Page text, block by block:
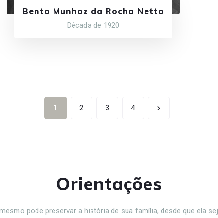
Bento Munhoz da Rocha Netto
Década de 1920
1 2 3 4
Orientações
pode preservar a história de sua família, desde que ela